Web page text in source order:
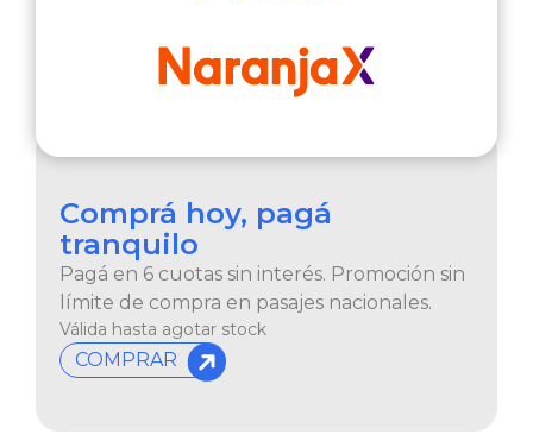
Comprá hoy, pagá
tranquilo
Pagá en 6 cuotas sin interés. Promoción sin
límite de compra en pasajes nacionales.
Válida hasta agotar stock
COMPRAR